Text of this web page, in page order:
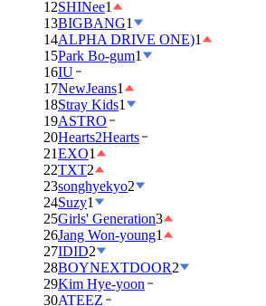
12SHINee1
13BIGBANG1
14ALPHA DRIVE ONE)1
15Park Bo-gum1
16IU
17NewJeans1
18Stray Kids1
19ASTRO
20Hearts2Hearts
21EXO1
22TXT2
23songhyekyo2
24Suzy1
25Girls' Generation3
26Jang Won-young1
27IDID2
28BOYNEXTDOOR2
29Kim Hye-yoon
30ATEEZ